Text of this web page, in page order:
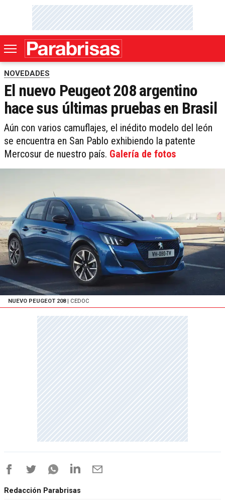
NOVEDADES
El nuevo Peugeot 208 argentino
hace sus últimas pruebas en Brasil
Aún con varios camuflajes, el inédito modelo del león
se encuentra en San Pablo exhibiendo la patente
Mercosur de nuestro país. Galería de fotos
NUEVO PEUGEOT 208| CEDOC
Redacción Parabrisas